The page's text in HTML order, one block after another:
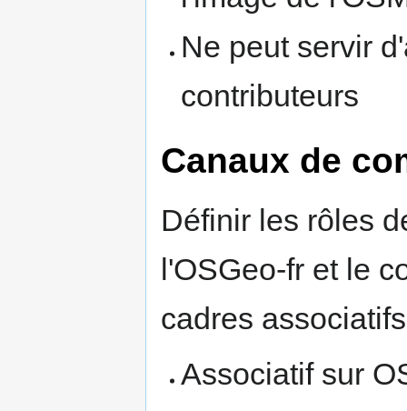
Ne peut servir
contributeurs
Canaux de
Définir les rôles
l'OSGeo-fr et le
cadres
Associatif sur